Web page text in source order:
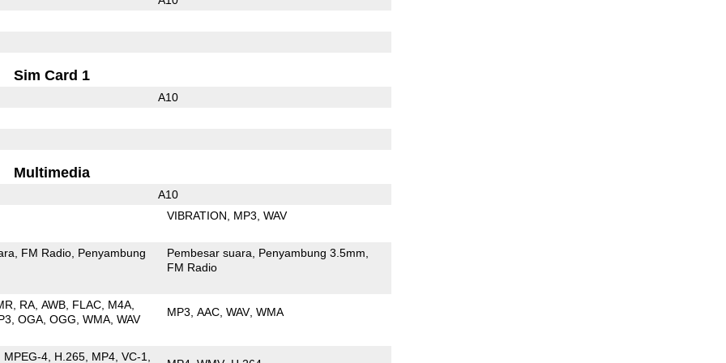
Sim Card 1
A10
Multimedia
A10
VIBRATION
MP3 WAV
FM Radio Penyambung Pembesar suara
Penyambung 3.5mm
FM Radio
RA AWB FLAC M4A
OGA OGG WMA WAV
MP3 AAC WAV WMA
MPEG-4 H.265 MP4 VC-1